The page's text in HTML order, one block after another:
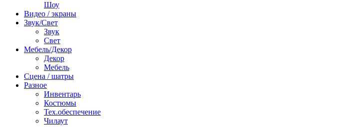
Шоу
Видео / экраны
Звук/Свет
Звук
Свет
Мебель/Декор
Декор
Мебель
Сцена / шатры
Разное
Инвентарь
Костюмы
Тех.обеспечение
Чилаут